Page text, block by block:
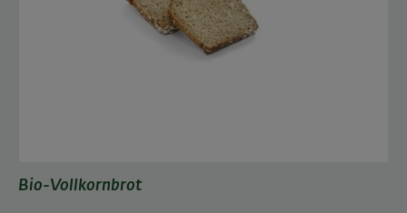
Bio-Vollkornbrot